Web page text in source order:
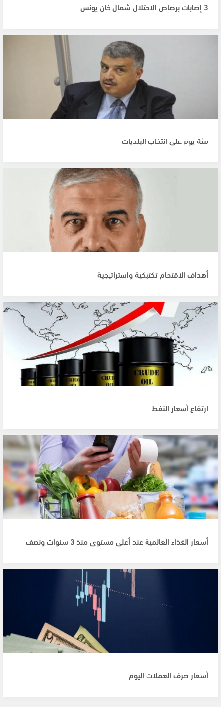
3 إصابات برصاص الاحتلال شمال خان يونس
مئة يوم على انتخاب البلديات
أهداف الاقتحام تكتيكية واستراتيجية
ارتفاع أسعار النفط
أسعار الغذاء العالمية عند أعلى مستوى منذ 3 سنوات ونصف
أسعار صرف العملات اليوم